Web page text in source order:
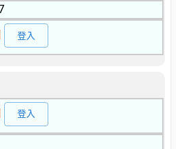
登入
登入